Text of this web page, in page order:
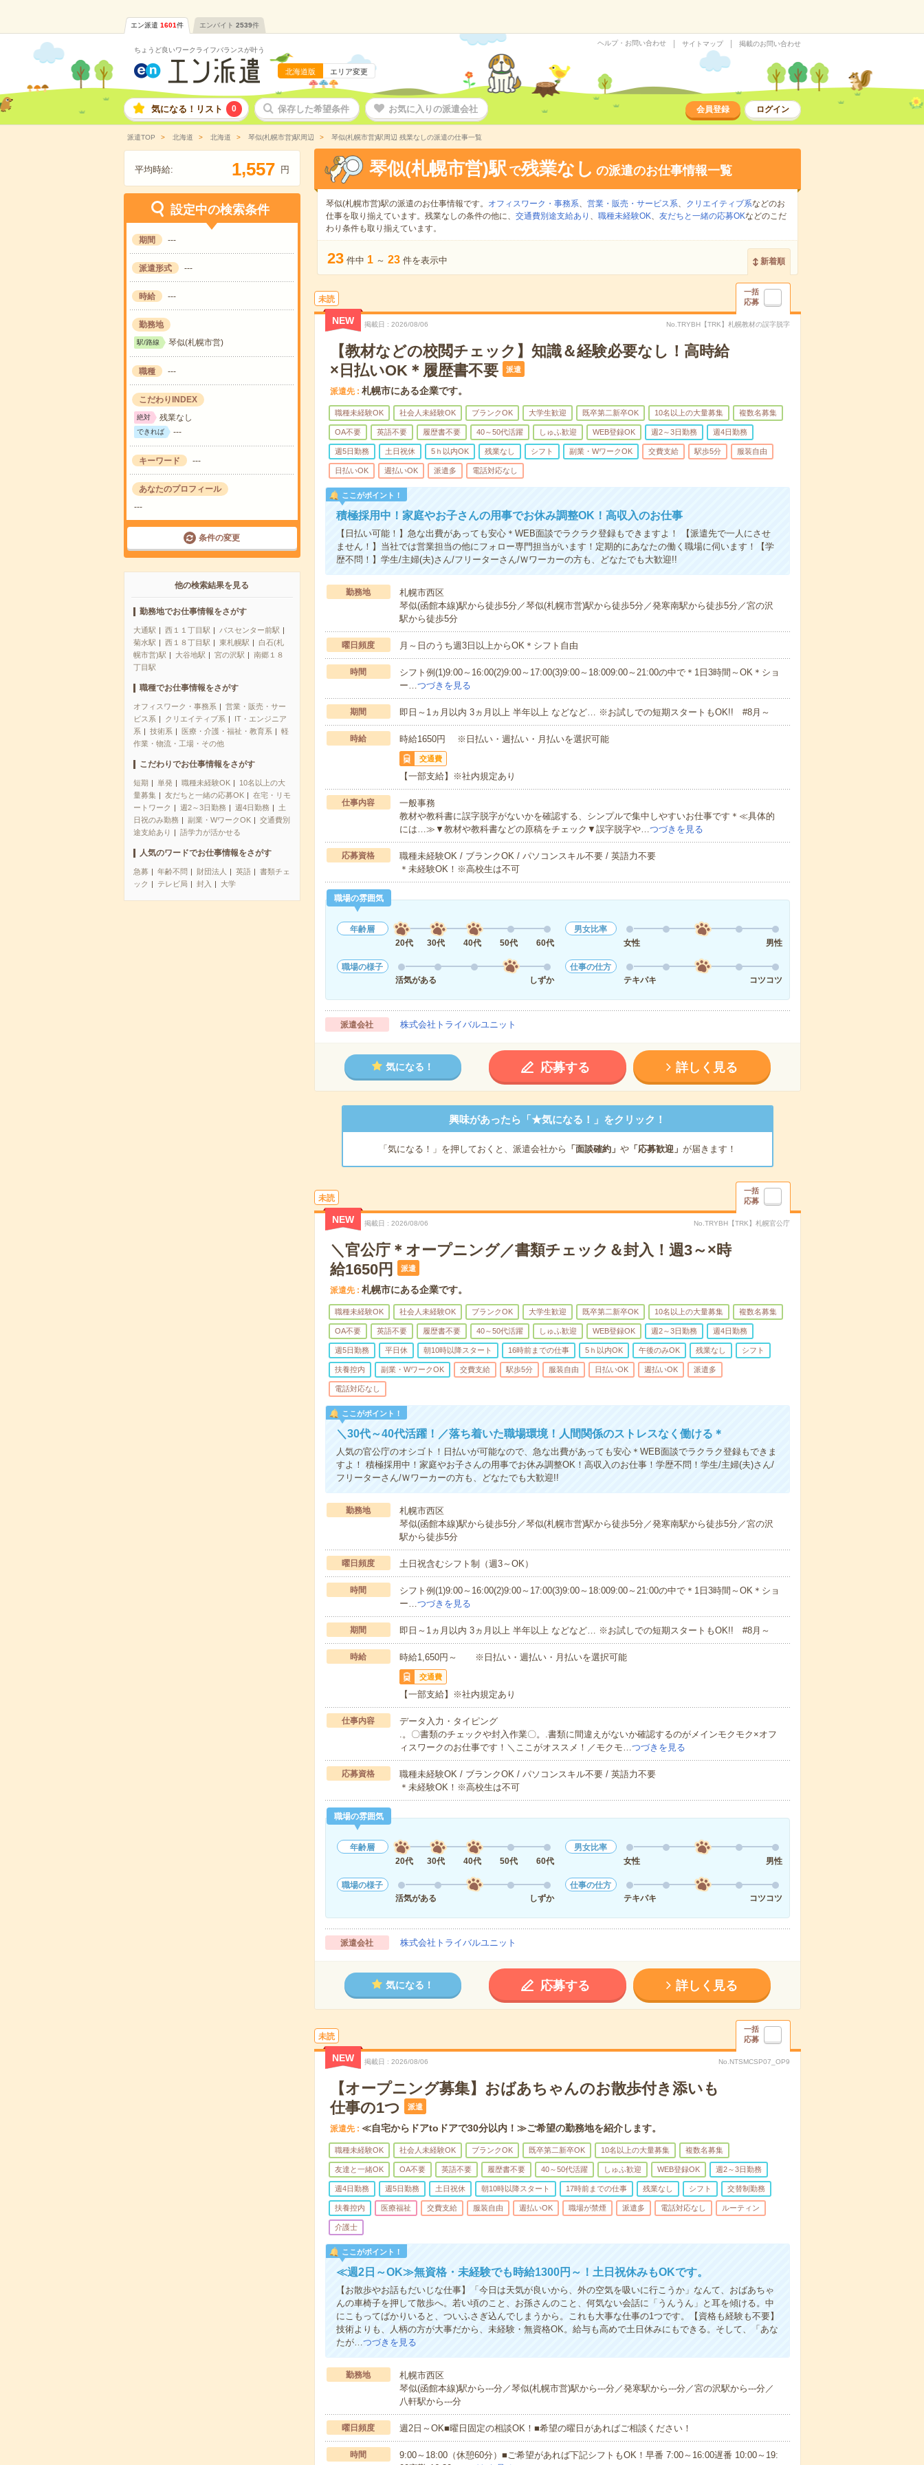
エン派遣 1601件 エンバイト 2539件
ちょうど良いワークライフバランスが叶う
北海道版 エリア変更
ヘルプ・お問い合わせ サイトマップ 掲載のお問い合わせ
気になる！リスト 0 保存した希望条件 お気に入りの派遣会社 会員登録 ログイン
派遣TOP 北海道 北海道 琴似(札幌市営)駅周辺 琴似(札幌市営)駅周辺 残業なしの派遣の仕事一覧
平均時給: 1,557 円
設定中の検索条件
期間 ---
派遣形式 ---
時給 ---
勤務地
駅/路線 琴似(札幌市営)
職種 ---
こだわりINDEX
絶対 残業なし
できれば ---
キーワード ---
あなたのプロフィール
---
条件の変更
他の検索結果を見る
勤務地でお仕事情報をさがす
大通駅 西１１丁目駅
バスセンター前駅
菊水駅
西１８丁目駅 東札幌駅
白石(札
幌市営)駅
大谷地駅 宮の沢駅
南郷１８
丁目駅
職種でお仕事情報をさがす
オフィスワーク・事務系
営業・販売・サー
ビス系
クリエイティブ系
IT・エンジニア
系
技術系 医療・介護・福祉・教育系
軽
作業・物流・工場・その他
こだわりでお仕事情報をさがす
短期 単発 職種未経験OK
10名以上の大
量募集
友だちと一緒の応募OK
在宅・リモ
ートワーク
週2～3日勤務 週4日勤務
土
日祝のみ勤務
副業・WワークOK
交通費別
途支給あり
語学力が活かせる
人気のワードでお仕事情報をさがす
急募 年齢不問 財団法人 英語
書類チェ
ック
テレビ局 封入 大学
琴似(札幌市営)駅 で残業なし の派遣のお仕事情報一覧
琴似(札幌市営)駅の派遣のお仕事情報です。 オフィスワーク・事務系、 営業・販売・サービス系、 クリエイティブ系などのお
仕事を取り揃えています。残業なしの条件の他に、 交通費別途支給あり 、 職種未経験OK、 友だちと一緒の応募OKなどのこだ
わり条件も取り揃えています。
23 件中 1 ～ 23 件を表示中 新着順
未読
一括
応募
NEW 掲載日 2026/08/06 No.TRYBH【TRK】札幌教材の誤字脱字
【教材などの校閲チェック】知識＆経験必要なし！高時給
×日払いOK＊履歴書不要
派遣
派遣先 札幌市にある企業です。
職種未経験OK 社会人未経験OK ブランクOK 大学生歓迎 既卒第二新卒OK 10名以上の大量募集 複数名募集
OA不要 英語不要 履歴書不要 40～50代活躍 しゅふ歓迎 WEB登録OK 週2～3日勤務 週4日勤務
週5日勤務 土日祝休 5ｈ以内OK 残業なし シフト 副業・WワークOK 交費支給 駅歩5分 服装自由
日払いOK 週払いOK 派遣多 電話対応なし
ここがポイント！
積極採用中！家庭やお子さんの用事でお休み調整OK！高収入のお仕事
【日払い可能！】急な出費があっても安心＊WEB面談でラクラク登録もできますよ！ 【派遣先で一人にさせ
ません！】当社では営業担当の他にフォロー専門担当がいます！定期的にあなたの働く職場に伺います！【学
歴不問！】学生/主婦(夫)さん/フリーターさん/Ｗワーカーの方も、どなたでも大歓迎!!
勤務地
札幌市西区
琴似(函館本線)駅から徒歩5分／琴似(札幌市営)駅から徒歩5分／発寒南駅から徒歩5分／宮の沢
駅から徒歩5分
曜日頻度 月～日のうち週3日以上からOK＊シフト自由
時間
シフト例(1)9:00～16:00(2)9:00～17:00(3)9:00～18:009:00～21:00の中で＊1日3時間～OK＊ショ
ー…つづきを見る
期間 即日～1ヵ月以内 3ヵ月以上 半年以上 などなど… ※お試しでの短期スタートもOK!! #8月～
時給 時給1650円 ※日払い・週払い・月払いを選択可能
交通費
【一部支給】※社内規定あり
仕事内容
一般事務
教材や教科書に誤字脱字がないかを確認する、シンプルで集中しやすいお仕事です＊≪具体的
には…≫▼教材や教科書などの原稿をチェック▼誤字脱字や…つづきを見る
応募資格
職種未経験OK / ブランクOK / パソコンスキル不要 / 英語力不要
＊未経験OK！※高校生は不可
職場の雰囲気
年齢層
20代
30代 40代 50代 60代
男女比率
女性
男性
職場の様子
活気がある
しずか
仕事の仕方
テキパキ
コツコツ
派遣会社 株式会社トライバルユニット
気になる！ 応募する 詳しく見る
興味があったら「★気になる！」をクリック！
「気になる！」を押しておくと、派遣会社から 「面談確約」 や「応募歓迎」 が届きます！
未読
一括
応募
NEW 掲載日 2026/08/06 No.TRYBH【TRK】札幌官公庁
＼官公庁＊オープニング／書類チェック＆封入！週3～×時
給1650円
派遣
派遣先 札幌市にある企業です。
職種未経験OK 社会人未経験OK ブランクOK 大学生歓迎 既卒第二新卒OK 10名以上の大量募集 複数名募集
OA不要 英語不要 履歴書不要 40～50代活躍 しゅふ歓迎 WEB登録OK 週2～3日勤務 週4日勤務
週5日勤務 平日休 朝10時以降スタート 16時前までの仕事 5ｈ以内OK 午後のみOK 残業なし シフト
扶養控内 副業・WワークOK 交費支給 駅歩5分 服装自由 日払いOK 週払いOK 派遣多
電話対応なし
ここがポイント！
＼30代～40代活躍！／落ち着いた職場環境！人間関係のストレスなく働ける＊
人気の官公庁のオシゴト！日払いが可能なので、急な出費があっても安心＊WEB面談でラクラク登録もできま
すよ！ 積極採用中！家庭やお子さんの用事でお休み調整OK！高収入のお仕事！学歴不問！学生/主婦(夫)さん/
フリーターさん/Ｗワーカーの方も、どなたでも大歓迎!!
勤務地
札幌市西区
琴似(函館本線)駅から徒歩5分／琴似(札幌市営)駅から徒歩5分／発寒南駅から徒歩5分／宮の沢
駅から徒歩5分
曜日頻度 土日祝含むシフト制（週3～OK）
時間
シフト例(1)9:00～16:00(2)9:00～17:00(3)9:00～18:009:00～21:00の中で＊1日3時間～OK＊ショ
ー…つづきを見る
期間 即日～1ヵ月以内 3ヵ月以上 半年以上 などなど… ※お試しでの短期スタートもOK!! #8月～
時給 時給1,650円～ ※日払い・週払い・月払いを選択可能
交通費
【一部支給】※社内規定あり
仕事内容
データ入力・タイピング
.。〇書類のチェックや封入作業〇。.書類に間違えがないか確認するのがメインモクモク×オフ
ィスワークのお仕事です！＼ここがオススメ！／モクモ…つづきを見る
応募資格
職種未経験OK / ブランクOK / パソコンスキル不要 / 英語力不要
＊未経験OK！※高校生は不可
職場の雰囲気
年齢層
20代
30代 40代 50代 60代
男女比率
女性
男性
職場の様子
活気がある
しずか
仕事の仕方
テキパキ
コツコツ
派遣会社 株式会社トライバルユニット
気になる！ 応募する 詳しく見る
未読
一括
応募
NEW 掲載日 2026/08/06 No.NTSMCSP07_OP9
【オープニング募集】おばあちゃんのお散歩付き添いも
仕事の1つ
派遣
派遣先 ≪自宅からドアtoドアで30分以内！≫ご希望の勤務地を紹介します。
職種未経験OK 社会人未経験OK ブランクOK 既卒第二新卒OK 10名以上の大量募集 複数名募集
友達と一緒OK OA不要 英語不要 履歴書不要 40～50代活躍 しゅふ歓迎 WEB登録OK 週2～3日勤務
週4日勤務 週5日勤務 土日祝休 朝10時以降スタート 17時前までの仕事 残業なし シフト 交替制勤務
扶養控内 医療福祉 交費支給 服装自由 週払いOK 職場が禁煙 派遣多 電話対応なし ルーティン
介護士
ここがポイント！
≪週2日～OK≫無資格・未経験でも時給1300円～！土日祝休みもOKです。
【お散歩やお話もだいじな仕事】「今日は天気が良いから、外の空気を吸いに行こうか」なんて、おばあちゃ
んの車椅子を押して散歩へ。若い頃のこと、お孫さんのこと、何気ない会話に「うんうん」と耳を傾ける。中
にこもってばかりいると、ついふさぎ込んでしまうから。これも大事な仕事の1つです。【資格も経験も不要】
技術よりも、人柄の方が大事だから、未経験・無資格OK。給与も高めで土日休みにもできる。そして、「あな
たが…つづきを見る
勤務地
札幌市西区
琴似(函館本線)駅から---分／琴似(札幌市営)駅から---分／発寒駅から---分／宮の沢駅から---分／
八軒駅から---分
曜日頻度 週2日～OK■曜日固定の相談OK！■希望の曜日があればご相談ください！
時間
9:00～18:00（休憩60分）■ご希望があれば下記シフトもOK！早番 7:00～16:00遅番 10:00～19: